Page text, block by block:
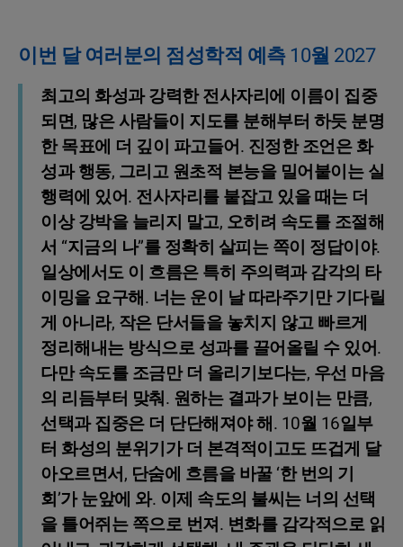
이번 달 여러분의 점성학적 예측 10월 2027
최고의 화성과 강력한 전사자리에 이름이 집중
되면, 많은 사람들이 지도를 분해부터 하듯 분명
한 목표에 더 깊이 파고들어. 진정한 조언은 화
성과 행동, 그리고 원초적 본능을 밀어붙이는 실
행력에 있어. 전사자리를 붙잡고 있을 때는 더
이상 강박을 늘리지 말고, 오히려 속도를 조절해
서 “지금의 나”를 정확히 살피는 쪽이 정답이야.
일상에서도 이 흐름은 특히 주의력과 감각의 타
이밍을 요구해. 너는 운이 날 따라주기만 기다릴
게 아니라, 작은 단서들을 놓치지 않고 빠르게
정리해내는 방식으로 성과를 끌어올릴 수 있어.
다만 속도를 조금만 더 올리기보다는, 우선 마음
의 리듬부터 맞춰. 원하는 결과가 보이는 만큼,
선택과 집중은 더 단단해져야 해. 10월 16일부
터 화성의 분위기가 더 본격적이고도 뜨겁게 달
아오르면서, 단숨에 흐름을 바꿀 ‘한 번의 기
회’가 눈앞에 와. 이제 속도의 불씨는 너의 선택
을 틀어쥐는 쪽으로 번져. 변화를 감각적으로 읽